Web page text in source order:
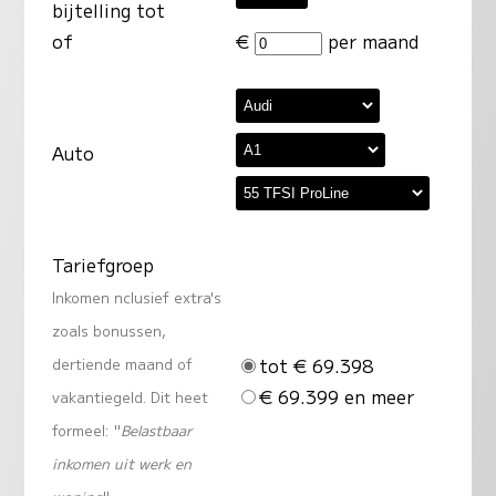
bijtelling tot
of
€ per maand
Auto
Tariefgroep
Inkomen nclusief extra's
zoals bonussen,
dertiende maand of
vakantiegeld. Dit heet
formeel: "Belastbaar
inkomen uit werk en
tot € 69.398
€ 69.399 en meer